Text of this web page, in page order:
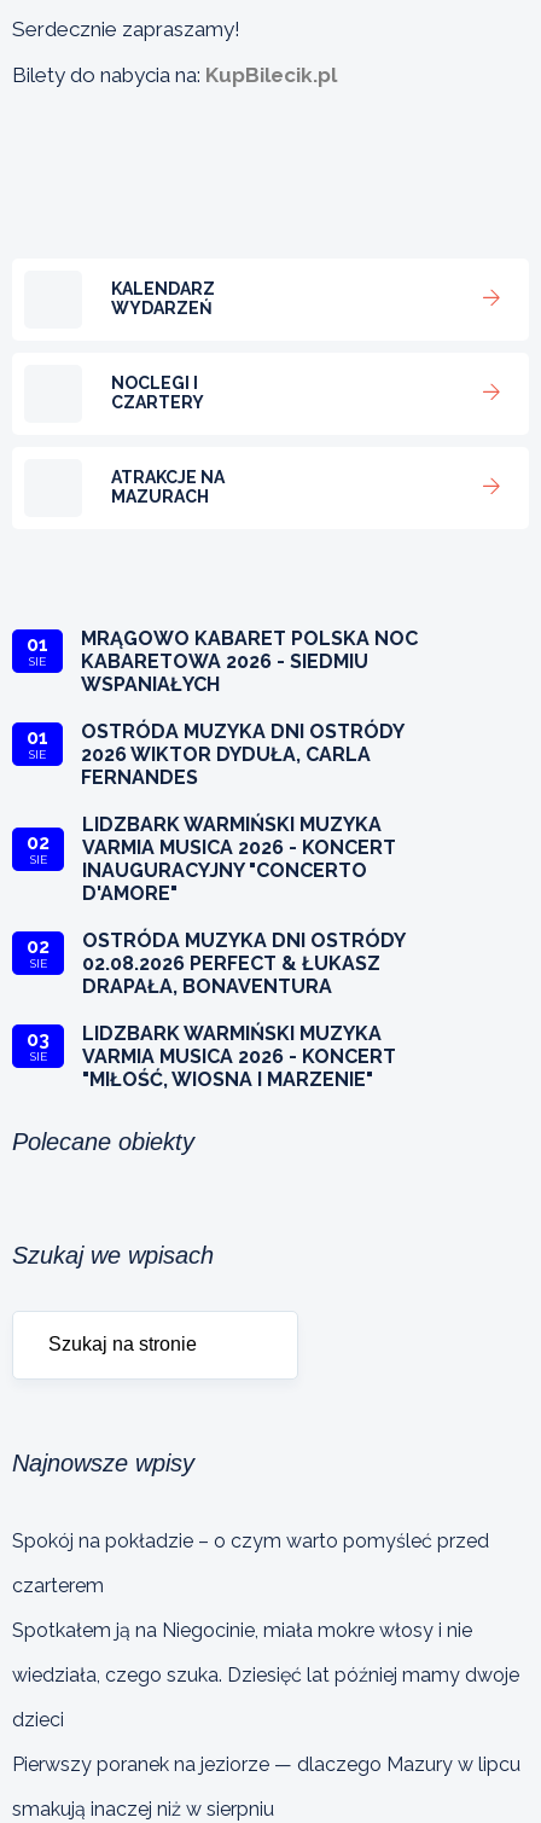
Serdecznie zapraszamy!
Bilety do nabycia na: KupBilecik.pl
KALENDARZ
WYDARZEŃ
NOCLEGI I
CZARTERY
ATRAKCJE NA
MAZURACH
01
SIE
MRĄGOWO KABARET POLSKA NOC
KABARETOWA 2026 - SIEDMIU
WSPANIAŁYCH
01
SIE
OSTRÓDA MUZYKA DNI OSTRÓDY
2026 WIKTOR DYDUŁA, CARLA
FERNANDES
02
SIE
LIDZBARK WARMIŃSKI MUZYKA
VARMIA MUSICA 2026 - KONCERT
INAUGURACYJNY "CONCERTO
D'AMORE"
02
SIE
OSTRÓDA MUZYKA DNI OSTRÓDY
02.08.2026 PERFECT & ŁUKASZ
DRAPAŁA, BONAVENTURA
03
SIE
LIDZBARK WARMIŃSKI MUZYKA
VARMIA MUSICA 2026 - KONCERT
"MIŁOŚĆ, WIOSNA I MARZENIE"
Polecane obiekty
Szukaj we wpisach
Najnowsze wpisy
Spokój na pokładzie – o czym warto pomyśleć przed
czarterem
Spotkałem ją na Niegocinie, miała mokre włosy i nie
wiedziała, czego szuka. Dziesięć lat później mamy dwoje
dzieci
Pierwszy poranek na jeziorze — dlaczego Mazury w lipcu
smakują inaczej niż w sierpniu